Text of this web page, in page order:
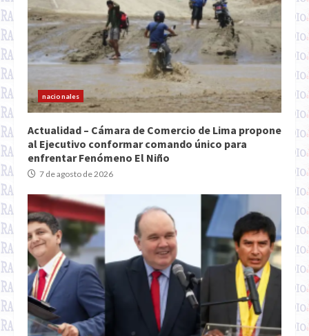
nacionales
Actualidad – Cámara de Comercio de Lima propone
al Ejecutivo conformar comando único para
enfrentar Fenómeno El Niño
7 de agosto de 2026